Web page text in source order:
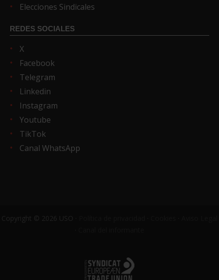
Elecciones Sindicales
REDES SOCIALES
X
Facebook
Telegram
Linkedin
Instagram
Youtube
TikTok
Canal WhatsApp
Copyright © 2026 USO ·